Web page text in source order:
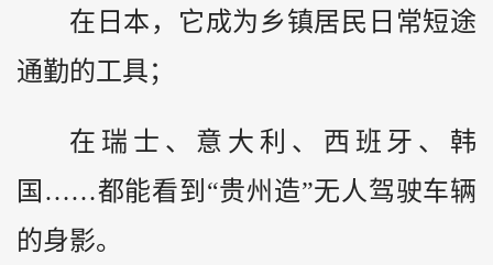
在日本，它成为乡镇居民日常短途
通勤的工具；
在瑞士、意大利、西班牙、韩
国……都能看到“贵州造”无人驾驶车辆
的身影。